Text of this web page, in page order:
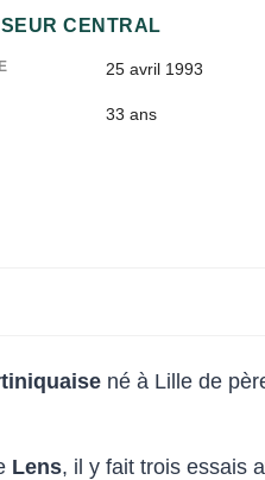
CENTRAL
25 avril 1993
33 ans
né à Lille de
Lens, il y fait trois essais